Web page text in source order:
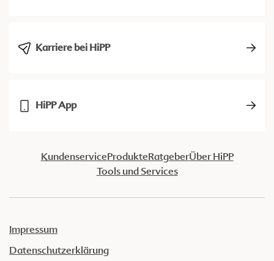
Karriere bei HiPP
HiPP App
KundenserviceProdukteRatgeberÜber HiPP
Tools und Services
Impressum
Datenschutzerklärung